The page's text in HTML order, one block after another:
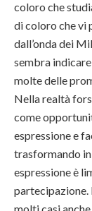
coloro che
di coloro che vi
dall’onda dei
sembra
molte delle
Nella realtà
come
espressione e
trasformando
espressione è
partecipazione.
molti casi